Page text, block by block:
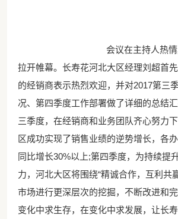
会议在主持人热情
拉开帷幕。长寿花河北大区经理刘超首
的经销商表示热烈欢迎，并对2017第三
况、第四季度工作部署做了详细的总结
三季度，在经销商和业务团队齐心努力
区成功实现了销售业绩的逆势增长，各
同比增长30%以上;第四季度，为持续提
力，河北大区将围绕“精诚合作，互利共
市场进行更深层次的挖掘，不断改进和
变化中求生存，在变化中求发展，让长